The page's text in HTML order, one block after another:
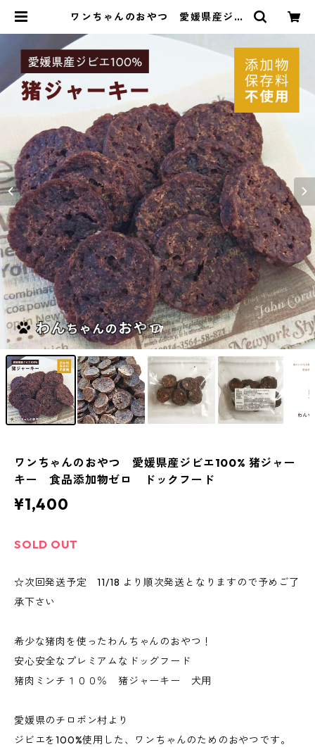
ワンちゃんのおやつ 愛媛県産ジビ
ゼロ ドックフード | 湘南野菜 ーベ
ジ八ー
1/7
ワンちゃんのおやつ 愛媛県産ジビエ100% 猪ジャー
キー 食品添加物ゼロ ドックフード
¥1,400
SOLD OUT
☆次回発送予定 11/18 より順次発送となりますので予めご了
承下さい
希少な猪肉を使ったわんちゃんのおやつ！
安心安全なプレミアムなドッグフード
猪肉ミンチ１００％ 猪ジャーキー 犬用
愛媛県のチロポン村より
ジビエを100%使用した、ワンちゃんのためのおやつです。